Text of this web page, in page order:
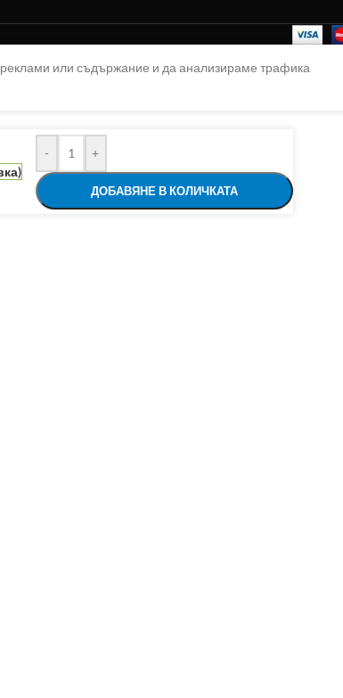
или съдържание и да анализираме трафика
- +
ДОБАВЯНЕ В КОЛИЧКАТА